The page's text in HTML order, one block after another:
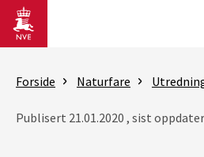
Gå til hovedinnhold
Forside Naturfare
Publisert 21.01.2020 , sist